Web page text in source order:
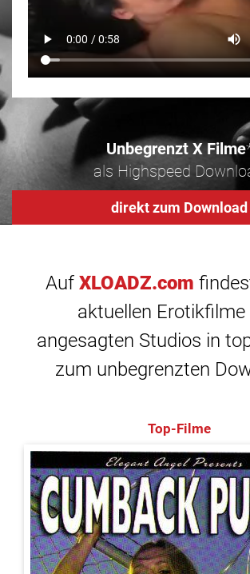
Unbegrenzt X Filme
als Highspeed
direkt zum Download
Auf XLOADZ.com
aktuellen Erotikfilme
angesagten Studios in
zum unbegrenzten
Top-Filme